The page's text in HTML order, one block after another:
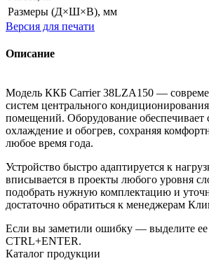
Размеры (Д×Ш×В), мм
Версия для печати
Описание
Модель ККБ Carrier 38LZA150 —
систем центрального
помещений. Оборудование обеспечивает
охлаждение и обогрев, сохраняя
любое время года.
Устройство быстро адаптируется к
вписывается в проекты любого уровня
подобрать нужную комплектацию и
достаточно обратиться к менеджерам
Если вы заметили ошибку — выделите
CTRL+ENTER.
Каталог продукции